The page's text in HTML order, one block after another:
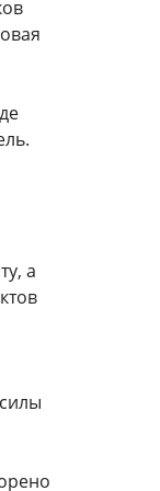
а